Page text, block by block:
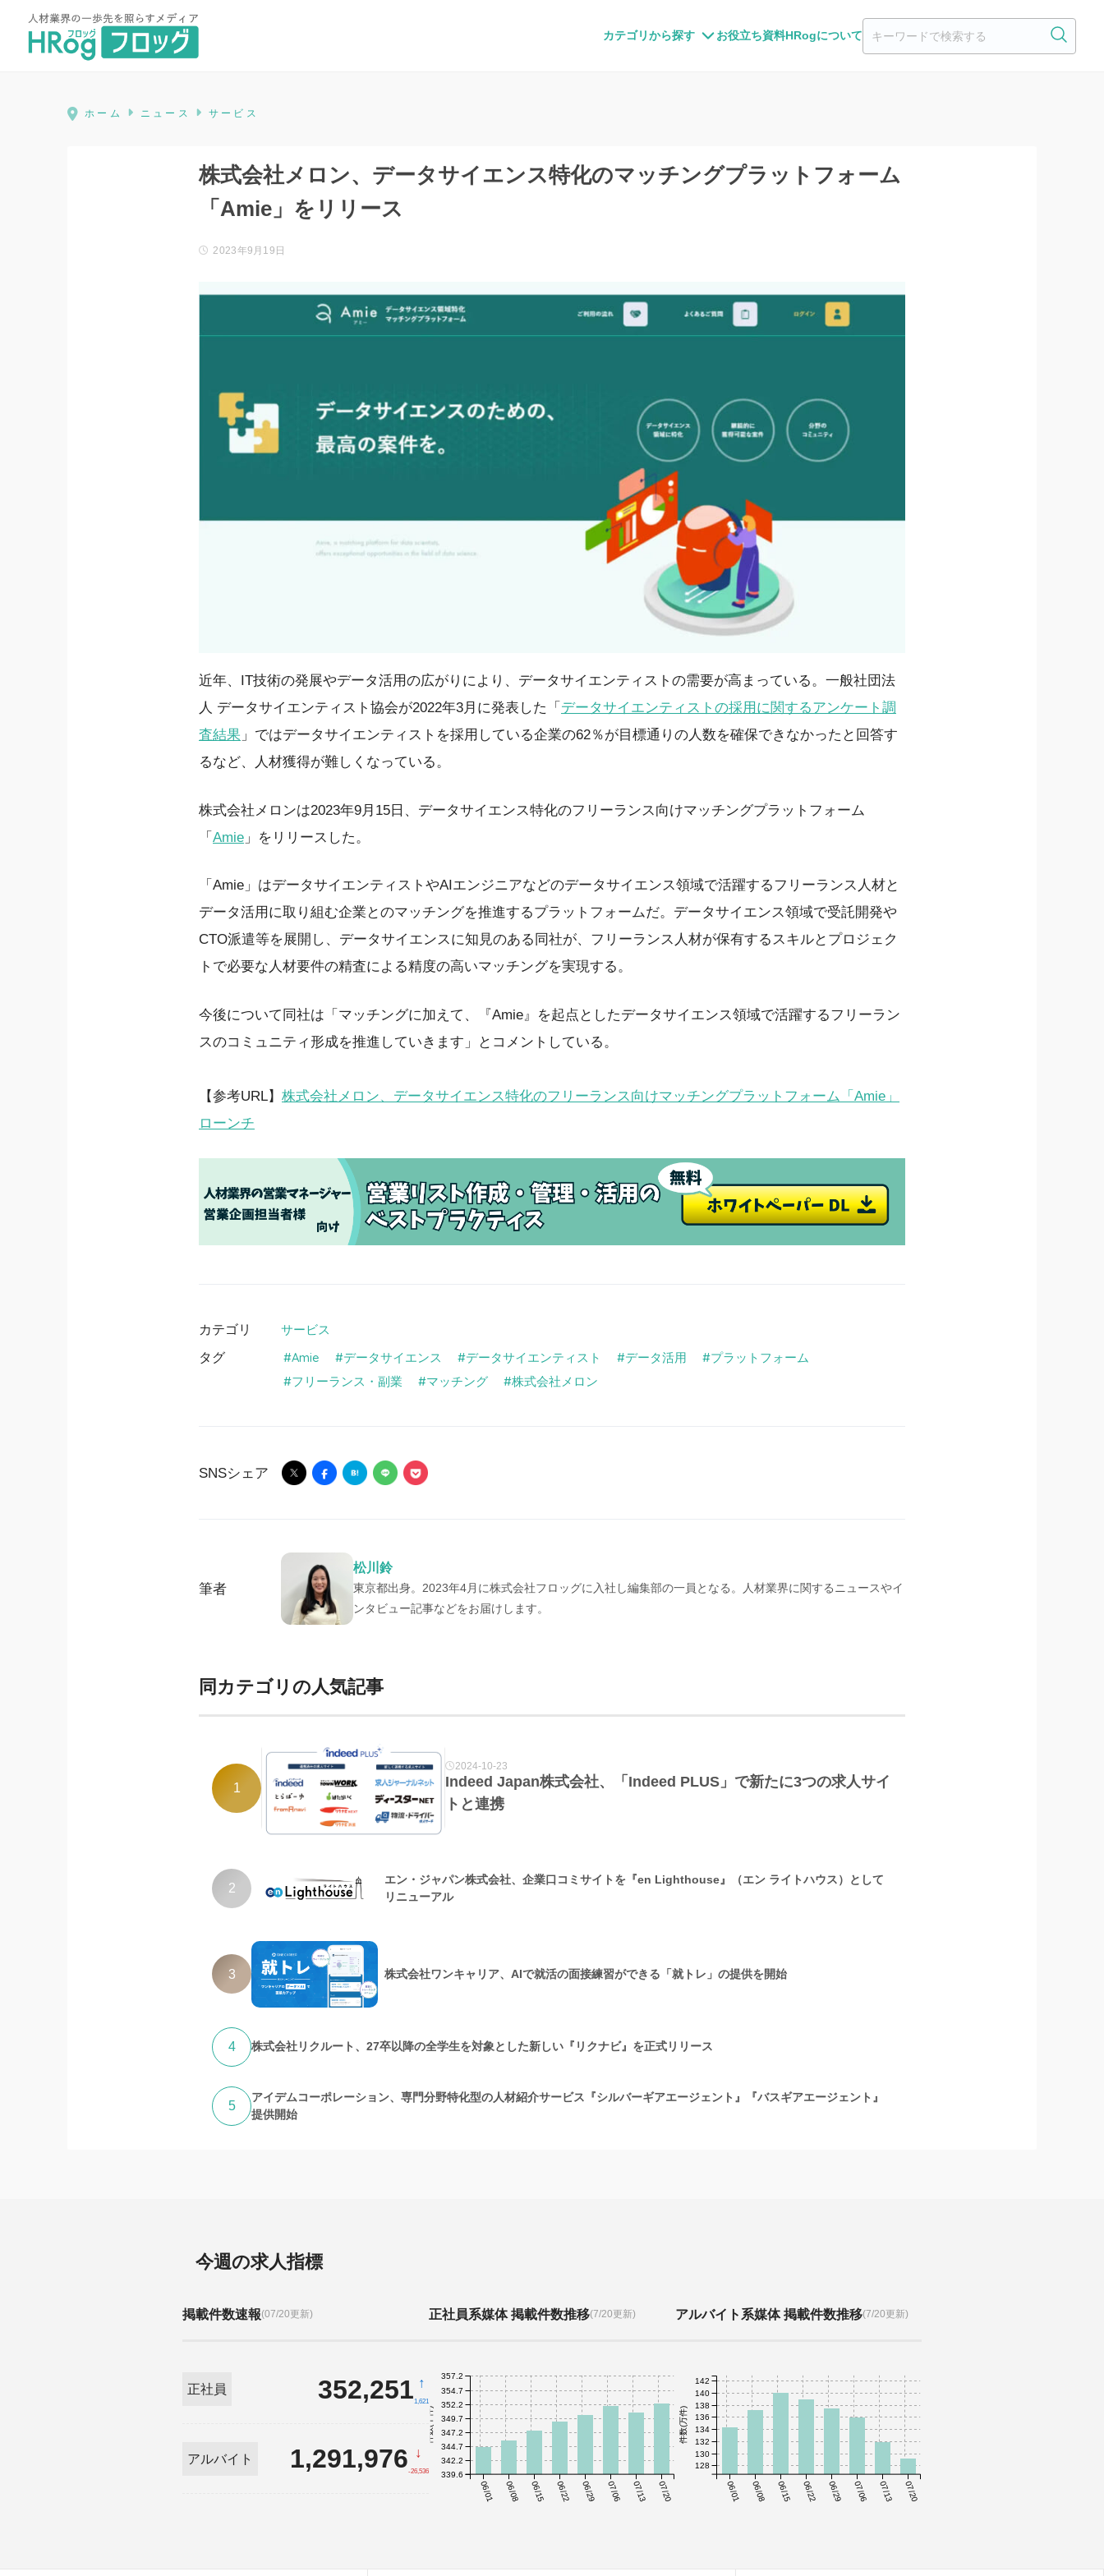
カテゴリから探す お役立ち資料HRogについて
HRog | 人材業界の一歩先を照らすメディア
ホーム ニュース サービス
株式会社メロン、データサイエンス特化のマッチングプラットフォーム
「Amie」をリリース
2023年9月19日
近年、IT技術の発展やデータ活用の広がりにより、データサイエンティストの需要が高まっている。一般社団法
人 データサイエンティスト協会が2022年3月に発表した「 データサイエンティストの採用に関するアンケート調
査結果 」ではデータサイエンティストを採用している企業の62％が目標通りの人数を確保できなかったと回答す
るなど、人材獲得が難しくなっている。
株式会社メロンは2023年9月15日、データサイエンス特化のフリーランス向けマッチングプラットフォーム
「 Amie 」をリリースした。
「Amie」はデータサイエンティストやAIエンジニアなどのデータサイエンス領域で活躍するフリーランス人材と
データ活用に取り組む企業とのマッチングを推進するプラットフォームだ。データサイエンス領域で受託開発や
CTO派遣等を展開し、データサイエンスに知見のある同社が、フリーランス人材が保有するスキルとプロジェク
トで必要な人材要件の精査による精度の高いマッチングを実現する。
今後について同社は「マッチングに加えて、『Amie』を起点としたデータサイエンス領域で活躍するフリーラン
スのコミュニティ形成を推進していきます」とコメントしている。
【参考URL】 株式会社メロン、データサイエンス特化のフリーランス向けマッチングプラットフォーム「Amie」
ローンチ
カテゴリ サービス
タグ Amie データサイエンス データサイエンティスト データ活用
プラットフォーム
フリーランス・副業
マッチング 株式会社メロン
SNSシェア
筆者
松川鈴
東京都出身。2023年4月に株式会社フロッグに入社し編集部の一員となる。人材業界に関するニュースやイ
ンタビュー記事などをお届けします。
同カテゴリの人気記事
1
2024-10-23
Indeed Japan株式会社、「Indeed PLUS」で新たに3つの求人サイ
トと連携
2
エン・ジャパン株式会社、企業口コミサイトを『en Lighthouse』（エン ライトハウス）として
リニューアル
3 株式会社ワンキャリア、AIで就活の面接練習ができる「就トレ」の提供を開始
4 株式会社リクルート、27卒以降の全学生を対象とした新しい『リクナビ』を正式リリース
5
アイデムコーポレーション、専門分野特化型の人材紹介サービス『シルバーギアエージェント』『バスギアエージェント』
提供開始
今週の求人指標
掲載件数速報(07/20更新)
正社員 352,251 ↑
1,621
アルバイト 1,291,976 ↓
-26,536
正社員系媒体 掲載件数推移(7/20更新)
06/01 06/08 06/15 06/22 06/29 07/06 07/13 07/20
件数(千件)
339.6
342.2
344.7
347.2
349.7
352.2
354.7
357.2
アルバイト系媒体 掲載件数推移(7/20更新)
06/01 06/08 06/15 06/22 06/29 07/06 07/13 07/20
件数(万件)
128
130
132
134
136
138
140
142